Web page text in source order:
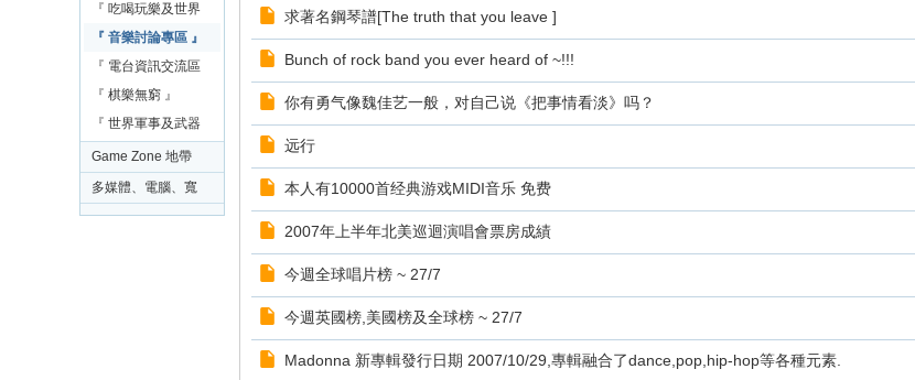
W
or
ld
區 』
『 吃喝玩樂及世界
旅遊交流區 』
『 音樂討論專區 』
『 電台資訊交流區
』『 棋樂無窮 』
『 世界軍事及武器
交流區 』
Game Zone 地帶
多媒體、電腦、寬
頻及網絡應用問題
求著名鋼琴譜[The truth that you leave ]
Bunch of rock band you ever heard of ~!!!
你有勇气像魏佳艺一般，对自己说《把事情看淡》吗？
远行
本人有10000首经典游戏MIDI音乐 免费
2007年上半年北美巡迴演唱會票房成績
今週全球唱片榜 ~ 27/7
今週英國榜,美國榜及全球榜 ~ 27/7
Madonna 新專輯發行日期 2007/10/29,專輯融合了dance,pop,hip-hop等各種元素.